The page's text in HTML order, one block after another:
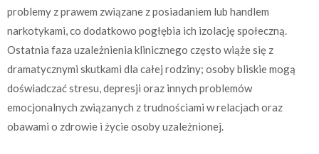
problemy z prawem związane z posiadaniem lub handlem
narkotykami, co dodatkowo pogłębia ich izolację społeczną.
Ostatnia faza uzależnienia klinicznego często wiąże się z
dramatycznymi skutkami dla całej rodziny; osoby bliskie mogą
doświadczać stresu, depresji oraz innych problemów
emocjonalnych związanych z trudnościami w relacjach oraz
obawami o zdrowie i życie osoby uzależnionej.